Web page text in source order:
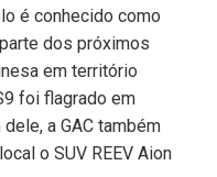
é conhecido como
dos próximos
em território
foi flagrado em
a GAC também
o SUV REEV Aion